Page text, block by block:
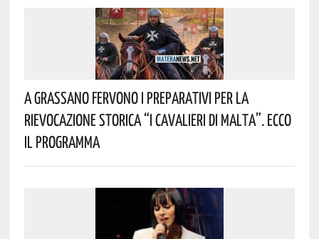
A Grassano Fervono I Preparativi Per La
Rievocazione Storica “I CAVALIERI DI MALTA”. Ecco
Il Programma